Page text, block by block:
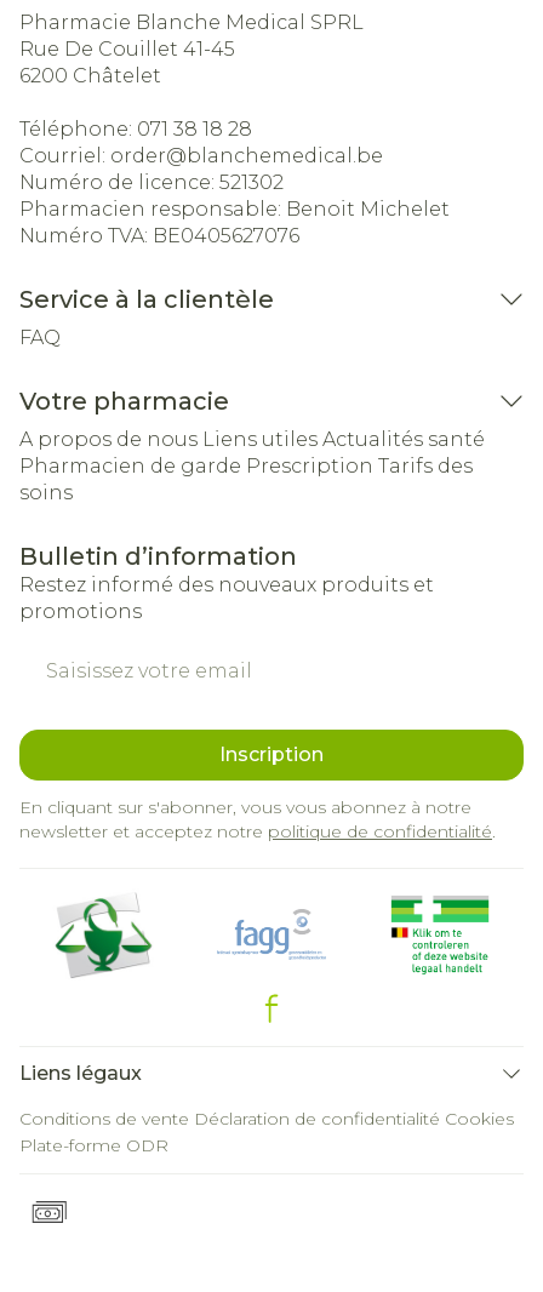
Pharmacie Blanche Medical SPRL
Rue De Couillet 41-45
6200 Châtelet
Téléphone: 071 38 18 28
Courriel: order@blanchemedical.be
Numéro de licence: 521302
Pharmacien responsable: Benoit Michelet
Numéro TVA: BE0405627076
Service à la clientèle
FAQ
Votre pharmacie
A propos de nous Liens utiles Actualités santé
Pharmacien de garde Prescription Tarifs des
soins
Bulletin d’information
Restez informé des nouveaux produits et
promotions
Inscription
En cliquant sur s'abonner, vous vous abonnez à notre
newsletter et acceptez notre politique de confidentialité.
Liens légaux
Conditions de vente Déclaration de confidentialité Cookies
Plate-forme ODR